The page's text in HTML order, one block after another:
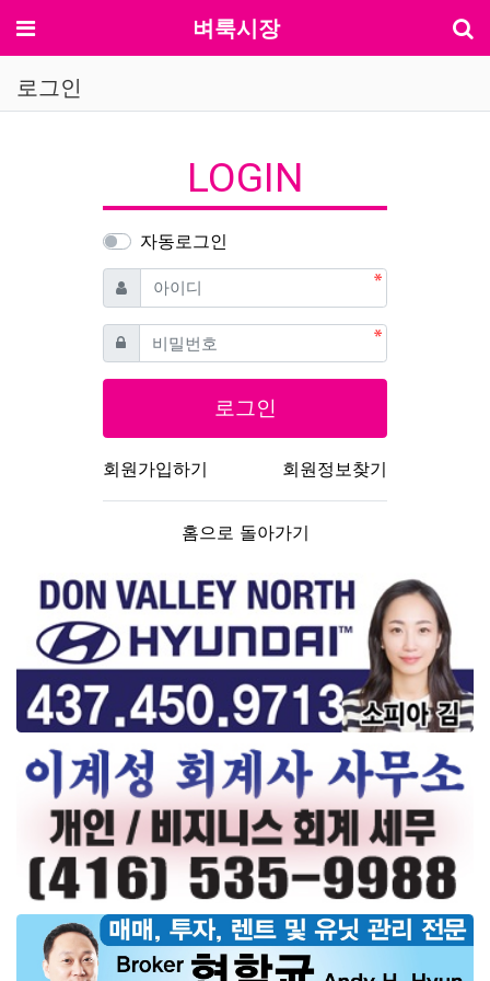
메뉴 벼룩시장
로그인
LOGIN
자동로그인
아이디 필수
비밀번호필수
로그인
회원가입하기 회원정보찾기
홈으로 돌아가기